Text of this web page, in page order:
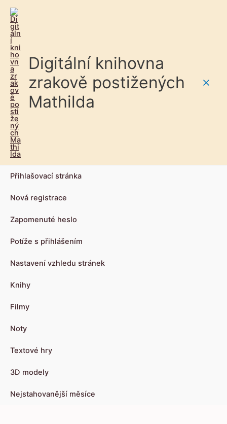
Digitální knihovna
zrakově postižených
Mathilda
Přihlašovací stránka
Nová registrace
Zapomenuté heslo
Potíže s přihlášením
Nastavení vzhledu stránek
Knihy
Filmy
Noty
Textové hry
3D modely
Nejstahovanější měsíce